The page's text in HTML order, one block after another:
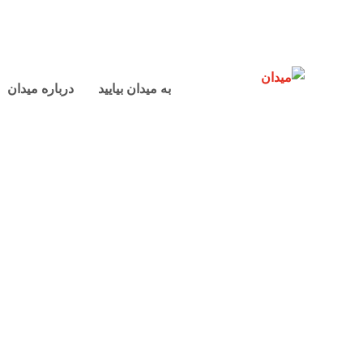
به میدان بیایید درباره میدان